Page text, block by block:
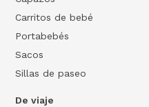
Carritos de bebé
Portabebés
Sacos
Sillas de paseo
De viaje